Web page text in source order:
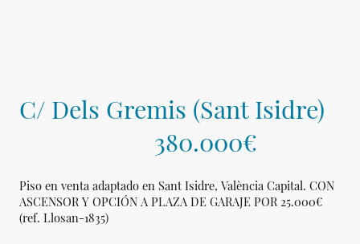
C/ Dels Gremis (Sant Isidre)
380.000€
Piso en venta adaptado en Sant Isidre, València Capital. CON
ASCENSOR Y OPCIÓN A PLAZA DE GARAJE POR 25.000€
(ref. Llosan-1835)